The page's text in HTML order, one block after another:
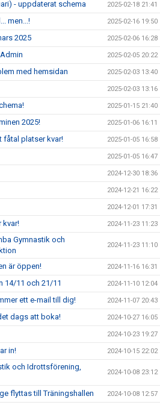
- uppdaterat schema 2025-02-18 21:41
men...! 2025-02-16 19:50
2025 2025-02-06 16:28
2025-02-05 20:22
med hemsidan 2025-02-03 13:40
2025-02-03 13:16
2025-01-15 21:40
2025! 2025-01-06 16:11
fåtal platser kvar! 2025-01-05 16:58
2025-01-05 16:47
2024-12-30 18:36
2024-12-21 16:22
2024-12-01 17:31
kvar! 2024-11-23 11:23
Gymnastik och
2024-11-23 11:10
är öppen! 2024-11-16 16:31
14/11 och 21/11 2024-11-10 12:04
ett e-mail till dig! 2024-11-07 20:43
dags att boka! 2024-10-27 16:05
2024-10-23 19:27
in! 2024-10-15 22:02
och Idrottsförening,
2024-10-08 23:12
flyttas till Träningshallen 2024-10-08 12:57